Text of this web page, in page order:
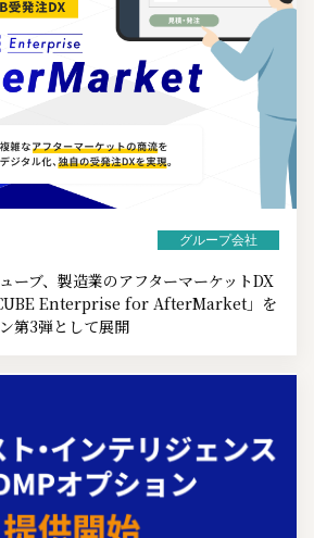
グループ会社
ーブ、製造業のアフターマーケットDX
Enterprise for AfterMarket」を
第3弾として展開